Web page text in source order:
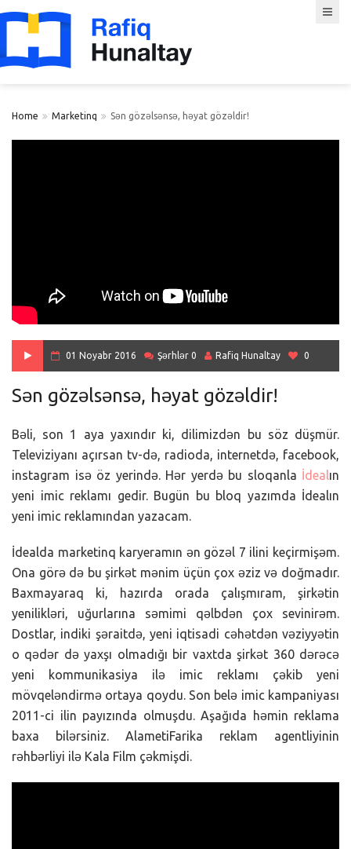
Home Marketinq Sən gözəlsənsə, həyat gözəldir!
01 Noyabr 2016 Şərhlər 0 Rafiq Hunaltay 0
Sən gözəlsənsə, həyat gözəldir!
Bəli, son 1 aya yaxındır ki, dilimizdən bu söz düşmür.
Televiziyanı açırsan tv-də, radioda, internetdə, facebook,
instagram isə öz yerində. Hər yerdə bu sloqanla İdealın
yeni imic reklamı gedir. Bugün bu bloq yazımda İdealın
yeni imic reklamından yazacam.
İdealda marketinq karyeramın ən gözəl 7 ilini keçirmişəm.
Ona görə də bu şirkət mənim üçün çox əziz və doğmadır.
Baxmayaraq ki, hazırda orada çalışmıram, şirkətin
yenilikləri, uğurlarına səmimi qəlbdən çox sevinirəm.
Dostlar, indiki şəraitdə, yeni iqtisadi cəhətdən vəziyyətin
o qədər də yaxşı olmadığı bir vaxtda şirkət 360 dərəcə
yeni kommunikasiya ilə imic reklamı çəkib yeni
mövqeləndirmə ortaya qoydu. Son belə imic kampaniyası
2011-ci ilin payızında olmuşdu. Aşağıda həmin reklama
baxa bilərsiniz. AlametiFarika reklam agentliyinin
rəhbərliyi ilə Kala Film çəkmişdi.